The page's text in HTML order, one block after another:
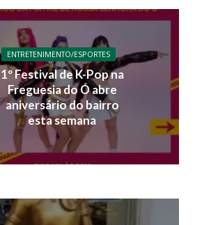
ENTRETENIMENTO/ESPORTES
1º Festival de K-Pop na
Freguesia do Ó abre
aniversário do bairro
esta semana